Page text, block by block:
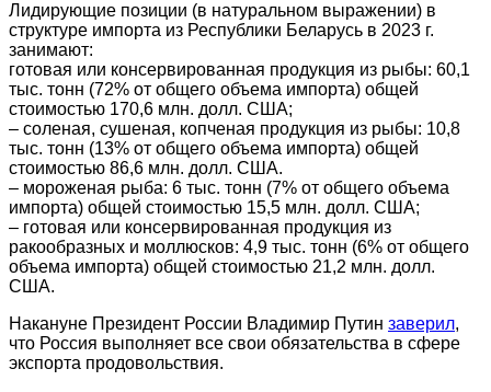
Лидирующие позиции (в натуральном выражении) в
структуре импорта из Республики Беларусь в 2023 г.
занимают:
готовая или консервированная продукция из рыбы: 60,1
тыс. тонн (72% от общего объема импорта) общей
стоимостью 170,6 млн. долл. США;
– соленая, сушеная, копченая продукция из рыбы: 10,8
тыс. тонн (13% от общего объема импорта) общей
стоимостью 86,6 млн. долл. США.
– мороженая рыба: 6 тыс. тонн (7% от общего объема
импорта) общей стоимостью 15,5 млн. долл. США;
– готовая или консервированная продукция из
ракообразных и моллюсков: 4,9 тыс. тонн (6% от общего
объема импорта) общей стоимостью 21,2 млн. долл.
США.
Накануне Президент России Владимир Путин заверил,
что Россия выполняет все свои обязательства в сфере
экспорта продовольствия.